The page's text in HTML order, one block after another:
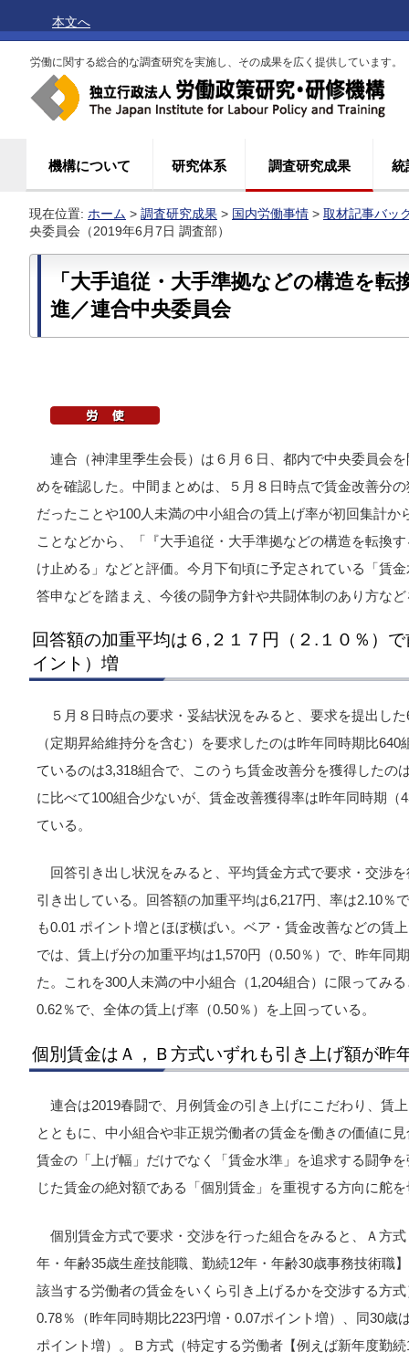
本文へ
労働に関する総合的な調査研究を実施し、その成果を広く提供しています。
機構について 研究体系 調査研究成果 統
現在位置: ホーム > 調査研究成果 > 国内労働事情 > 取材記事バッ
央委員会（2019年6月7日 調査部）
「大手追従・大手準拠などの構造を
進／連合中央委員会
連合（神津里季生会長）は６月６日、都内で中央委員会
めを確認した。中間まとめは、５月８日時点で賃金改善分
だったことや100人未満の中小組合の賃上げ率が初回集計
ことなどから、「『大手追従・大手準拠などの構造を転換
け止める」などと評価。今月下旬頃に予定されている「賃
答申などを踏まえ、今後の闘争方針や共闘体制のあり方な
回答額の加重平均は６,２１７円（２.１０％）
イント）増
５月８日時点の要求・妥結状況をみると、要求を提出し
（定期昇給維持分を含む）を要求したのは昨年同時期比
ているのは3,318組合で、このうち賃金改善分を獲得したの
に比べて100組合少ないが、賃金改善獲得率は昨年同時期（
ている。
回答引き出し状況をみると、平均賃金方式で要求・交渉
引き出している。回答額の加重平均は6,217円、率は2.10％
も0.01 ポイント増とほぼ横ばい。ベア・賃金改善などの賃
では、賃上げ分の加重平均は1,570円（0.50％）で、昨年同
た。これを300人未満の中小組合（1,204組合）に限ってみ
0.62％で、全体の賃上げ率（0.50％）を上回っている。
個別賃金はＡ，Ｂ方式いずれも引き上げ額が昨
連合は2019春闘で、月例賃金の引き上げにこだわり、賃
とともに、中小組合や非正規労働者の賃金を働きの価値に
賃金の「上げ幅」だけでなく「賃金水準」を追求する闘争
じた賃金の絶対額である「個別賃金」を重視する方向に舵
個別賃金方式で要求・交渉を行った組合をみると、Ａ方
年・年齢35歳生産技能職、勤続12年・年齢30歳事務技術職
該当する労働者の賃金をいくら引き上げるかを交渉する方
0.78％（昨年同時期比223円増・0.07ポイント増）、同30歳
ポイント増）。Ｂ方式（特定する労働者【例えば新年度勤